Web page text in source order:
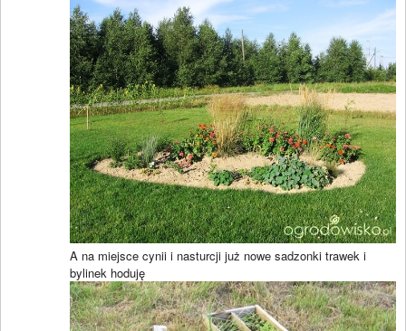
A na miejsce cynii i nasturcji już nowe sadzonki trawek i
bylinek hoduję